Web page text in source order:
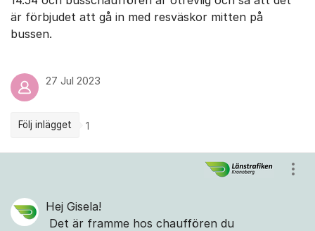
är förbjudet att gå in med resväskor mitten på
bussen.
27 Jul 2023
Följ inlägget 1
Hej Gisela!
Det är framme hos chauffören du